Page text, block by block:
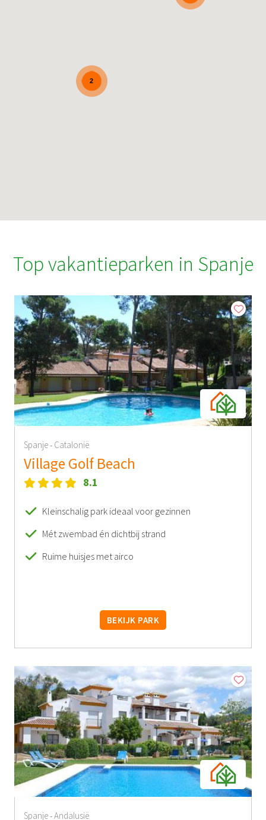
2
Top vakantieparken in Spanje
Spanje- Catalonië
Village Golf Beach
8.1
Kleinschalig park ideaal voor gezinnen
Mét zwembad én dichtbij strand
Ruime huisjes met airco
BEKIJK PARK
Spanje-Andalusië